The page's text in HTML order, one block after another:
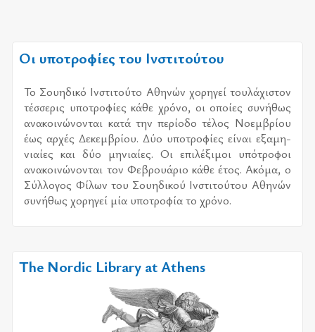
Οι υποτροφίες του Ινστιτούτου
Το Σου­η­δι­κό Ινστι­τού­το Αθη­νών χο­ρη­γεί του­λά­χι­στον
τέσ­σε­ρις υπο­τρο­φί­ες κάθε χρό­νο, οι οποί­ες συ­νή­θως
ανα­κοι­νώ­νο­νται κατά την πε­ρί­ο­δο τέ­λος Νοεμ­βρί­ου
έως αρ­χές Δεκεμ­βρί­ου. Δύο υπο­τρο­φί­ες εί­ναι εξα­μη­
νιαί­ες και δύο μη­νιαί­ες. Οι επι­λέ­ξι­μοι υπό­τρο­φοι
ανα­κοι­νώ­νο­νται τον Φεβρουά­ριο κάθε έτος. Ακόμα, ο
Σύλ­λο­γος Φίλων του Σου­η­δι­κού Ινστι­τού­του Αθη­νών
συ­νή­θως χο­ρη­γεί μία υπο­τρο­φία το χρό­νο.
The Nordic Library at Athens